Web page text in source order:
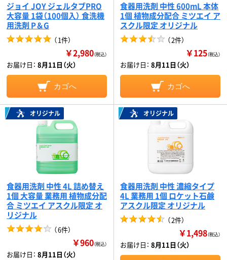
ジョイ JOY ジェルタブPRO
大容量 1袋（100個入） 食洗機
用洗剤 P＆G
（1件）
￥2,980（税込）
お届け日： 8月11日（火）
カゴへ
食器用洗剤 中性 600mL 本体
1個 植物成分配合 ミツエイ ア
スクル限定 オリジナル
（2件）
￥125（税込）
お届け日： 8月11日（火）
カゴへ
オリジナル
食器用洗剤 中性 4L 詰め替え
1個 大容量 業務用 植物成分配
合 ミツエイ アスクル限定 オ
リジナル
（6件）
￥960（税込）
お届け日： 8月11日（火）
オリジナル
食器用洗剤 中性 濃縮タイプ
4L 業務用 1個 ロケット石鹸
アスクル限定 オリジナル
（2件）
￥1,498（税込）
お届け日： 8月11日（火）